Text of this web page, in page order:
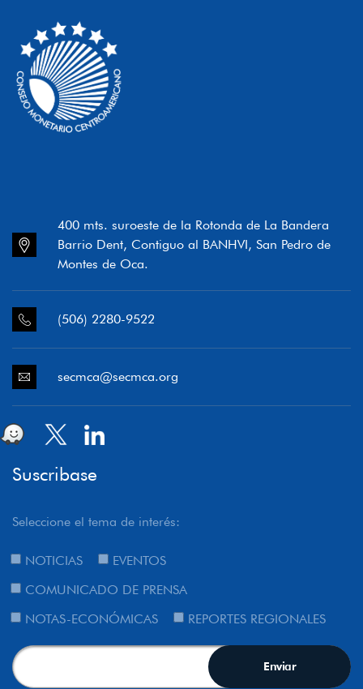
400 mts. suroeste de la Rotonda de La Bandera
Barrio Dent, Contiguo al BANHVI, San Pedro de
Montes de Oca.
(506) 2280-9522
secmca@secmca.org
Suscribase
Seleccione el tema de interés:
NOTICIAS
EVENTOS
COMUNICADO DE PRENSA
NOTAS-ECONÓMICAS
REPORTES REGIONALES